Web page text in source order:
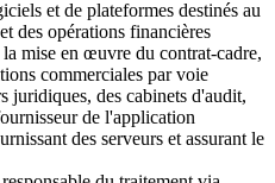
et de plateformes destinés au
des opérations financières
mise en œuvre du contrat-cadre,
commerciales par voie
juridiques, des cabinets d'audit,
de l'application
des serveurs et assurant le